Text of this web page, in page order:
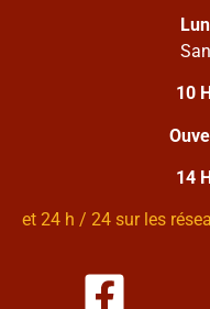
10
14
et 24 h / 24 sur les